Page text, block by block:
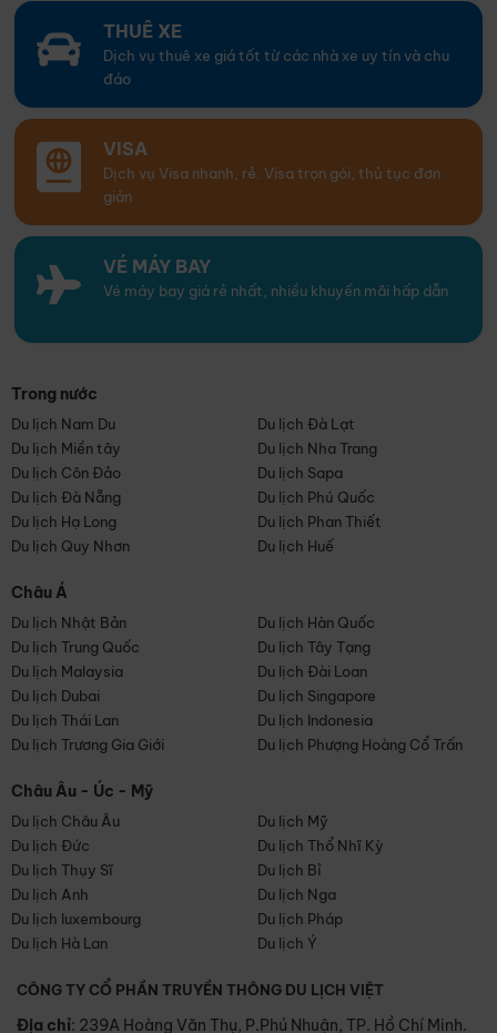
THUÊ XE
Dịch vụ thuê xe giá tốt từ các nhà xe uy tín và chu
đáo
VISA
Dịch vụ Visa nhanh, rẻ. Visa trọn gói, thủ tục đơn
giản
VÉ MÁY BAY
Vé máy bay giá rẻ nhất, nhiều khuyến mãi hấp dẫn
Trong nước
Du lịch Nam Du
Du lịch Đà Lạt
Du lịch Miền tây
Du lịch Nha Trang
Du lịch Côn Đảo
Du lịch Sapa
Du lịch Đà Nẵng
Du lịch Phú Quốc
Du lịch Hạ Long
Du lịch Phan Thiết
Du lịch Quy Nhơn
Du lịch Huế
Châu Á
Du lịch Nhật Bản
Du lịch Hàn Quốc
Du lịch Trung Quốc
Du lịch Tây Tạng
Du lịch Malaysia
Du lịch Đài Loan
Du lịch Dubai
Du lịch Singapore
Du lịch Thái Lan
Du lịch Indonesia
Du lịch Trương Gia Giới
Du lịch Phượng Hoàng Cổ Trấn
Châu Âu - Úc - Mỹ
Du lịch Châu Âu
Du lịch Mỹ
Du lịch Đức
Du lịch Thổ Nhĩ Kỳ
Du lịch Thụy Sĩ
Du lịch Bỉ
Du lịch Anh
Du lịch Nga
Du lịch luxembourg
Du lịch Pháp
Du lịch Hà Lan
Du lịch Ý
CÔNG TY CỔ PHẦN TRUYỀN THÔNG DU LỊCH VIỆT
Địa chỉ: 239A Hoàng Văn Thụ, P.Phú Nhuận, TP. Hồ Chí Minh.